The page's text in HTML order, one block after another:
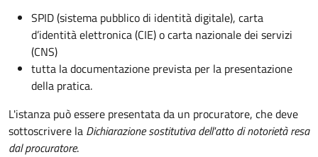
SPID (sistema pubblico di identità digitale), carta
d’identità elettronica (CIE) o carta nazionale dei servizi
(CNS)
tutta la documentazione prevista per la presentazione
della pratica.
L'istanza può essere presentata da un procuratore, che deve
sottoscrivere la Dichiarazione sostitutiva dell'atto di notorietà resa
dal procuratore.